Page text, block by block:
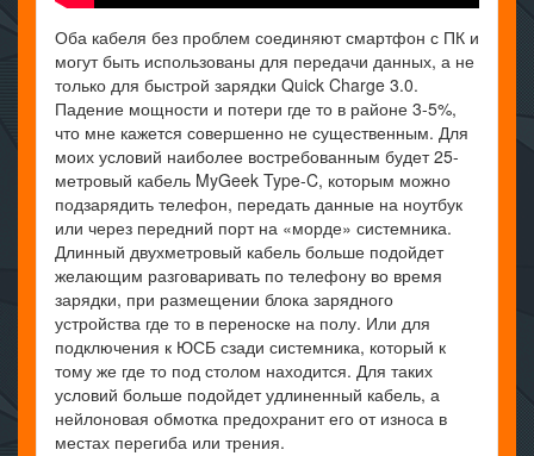
Оба кабеля без проблем соединяют смартфон с ПК и
могут быть использованы для передачи данных, а не
только для быстрой зарядки Quick Charge 3.0.
Падение мощности и потери где то в районе 3-5%,
что мне кажется совершенно не существенным. Для
моих условий наиболее востребованным будет 25-
метровый кабель MyGeek Type-C, которым можно
подзарядить телефон, передать данные на ноутбук
или через передний порт на «морде» системника.
Длинный двухметровый кабель больше подойдет
желающим разговаривать по телефону во время
зарядки, при размещении блока зарядного
устройства где то в переноске на полу. Или для
подключения к ЮСБ сзади системника, который к
тому же где то под столом находится. Для таких
условий больше подойдет удлиненный кабель, а
нейлоновая обмотка предохранит его от износа в
местах перегиба или трения.